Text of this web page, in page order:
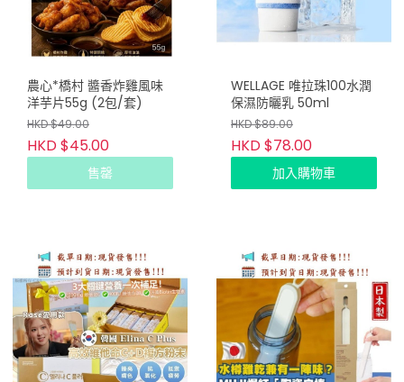
農心*橋村 醬香炸雞風味
洋芋片55g (2包/套)
HKD $49.00
HKD $45.00
售罄
WELLAGE 唯拉珠100水潤
保濕防曬乳 50ml
HKD $89.00
HKD $78.00
加入購物車